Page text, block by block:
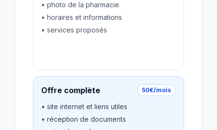
• photo de la pharmacie
• horaires et informations
• services proposés
Offre complète 50€/mois
• site internet et liens utiles
• réception de documents